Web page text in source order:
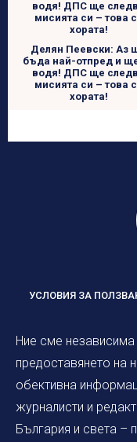
Делян Пеевски: Аз
бъда най-отпред и
водя! ДПС ще
мисията си – това
хората!
УСЛОВИЯ ЗА
Ние сме независима
предоставянето на
обективна
журналисти и
България и света –